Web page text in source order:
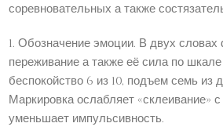
соревновательных а также
1. Обозначение эмоции. В двух словах
переживание а также её сила по
беспокойство 6 из 10, подъем семь из
Маркировка ослабляет «склеивание»
уменьшает импульсивность.